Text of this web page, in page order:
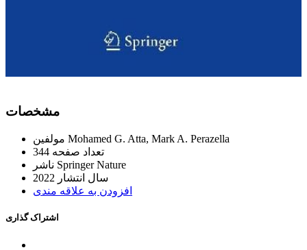
ﻣﺸﺨﺼﺎﺕ
Mohamed G. Atta, Mark A. Perazella
ﺗﻌﺪاﺩ ﺻﻔﺤﻪ 344
Springer Nature
ﺳﺎﻝ اﻧﺘﺸﺎﺭ 2022
اﻓﺰﻭﺩﻥ ﺑﻪ ﻋﻼﻗﻪ ﻣﻨﺪﯼ
اﺷﺘﺮاﮎ ﮔﺬاﺭﯼ